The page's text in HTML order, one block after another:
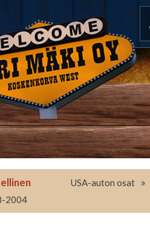
USA-auton osat »
2004